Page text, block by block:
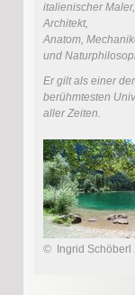
italienischer
Architekt,
Anatom,
und
Er gilt als einer der
berühmtesten
aller Zeiten.
© Ingrid Schöberl